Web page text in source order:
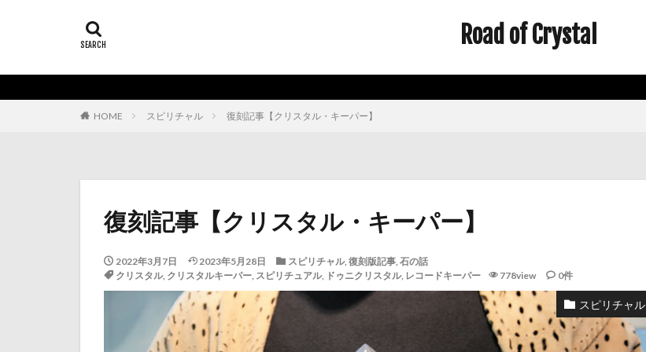
Road of Crystal
HOME スピリチャル 復刻記事【クリスタル・キーパー】
復刻記事【クリスタル・キーパー】
2022年3月7日 2023年5月28日 スピリチャル, 復刻版記事, 石の話
クリスタル, クリスタルキーパー, スピリチュアル, ドゥニクリスタル, レコードキーパー 778view 0件
スピリチャル